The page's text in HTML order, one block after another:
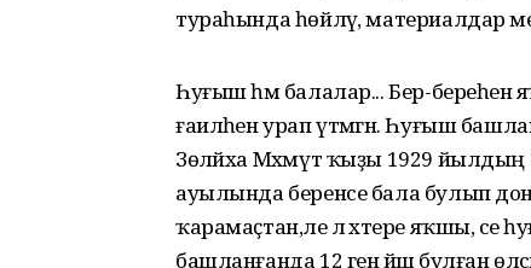
тураһында һөйләү, материалдар
Һуғыш һәм балалар... Бер-береһенә
ғаиләһен урап үтмәгән. Һуғыш
Зөләйха Мәхмүт ҡыҙы 1929
ауылында беренсе бала булып
ҡарамаҫтан,әле лә хәтере яҡшы,
башланғанда 12 генә йәш булған